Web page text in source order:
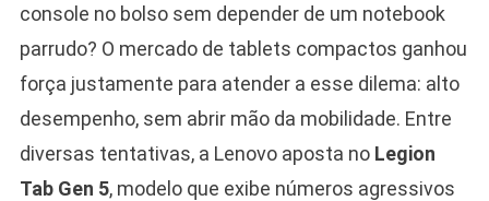
console no bolso sem depender de um notebook
parrudo? O mercado de tablets compactos ganhou
força justamente para atender a esse dilema: alto
desempenho, sem abrir mão da mobilidade. Entre
diversas tentativas, a Lenovo aposta no Legion
Tab Gen 5, modelo que exibe números agressivos